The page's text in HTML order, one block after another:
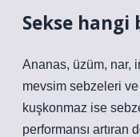
Sekse
Ananas, üzüm, nar,
mevsim sebzeleri
kuşkonmaz ise
performansı artıran